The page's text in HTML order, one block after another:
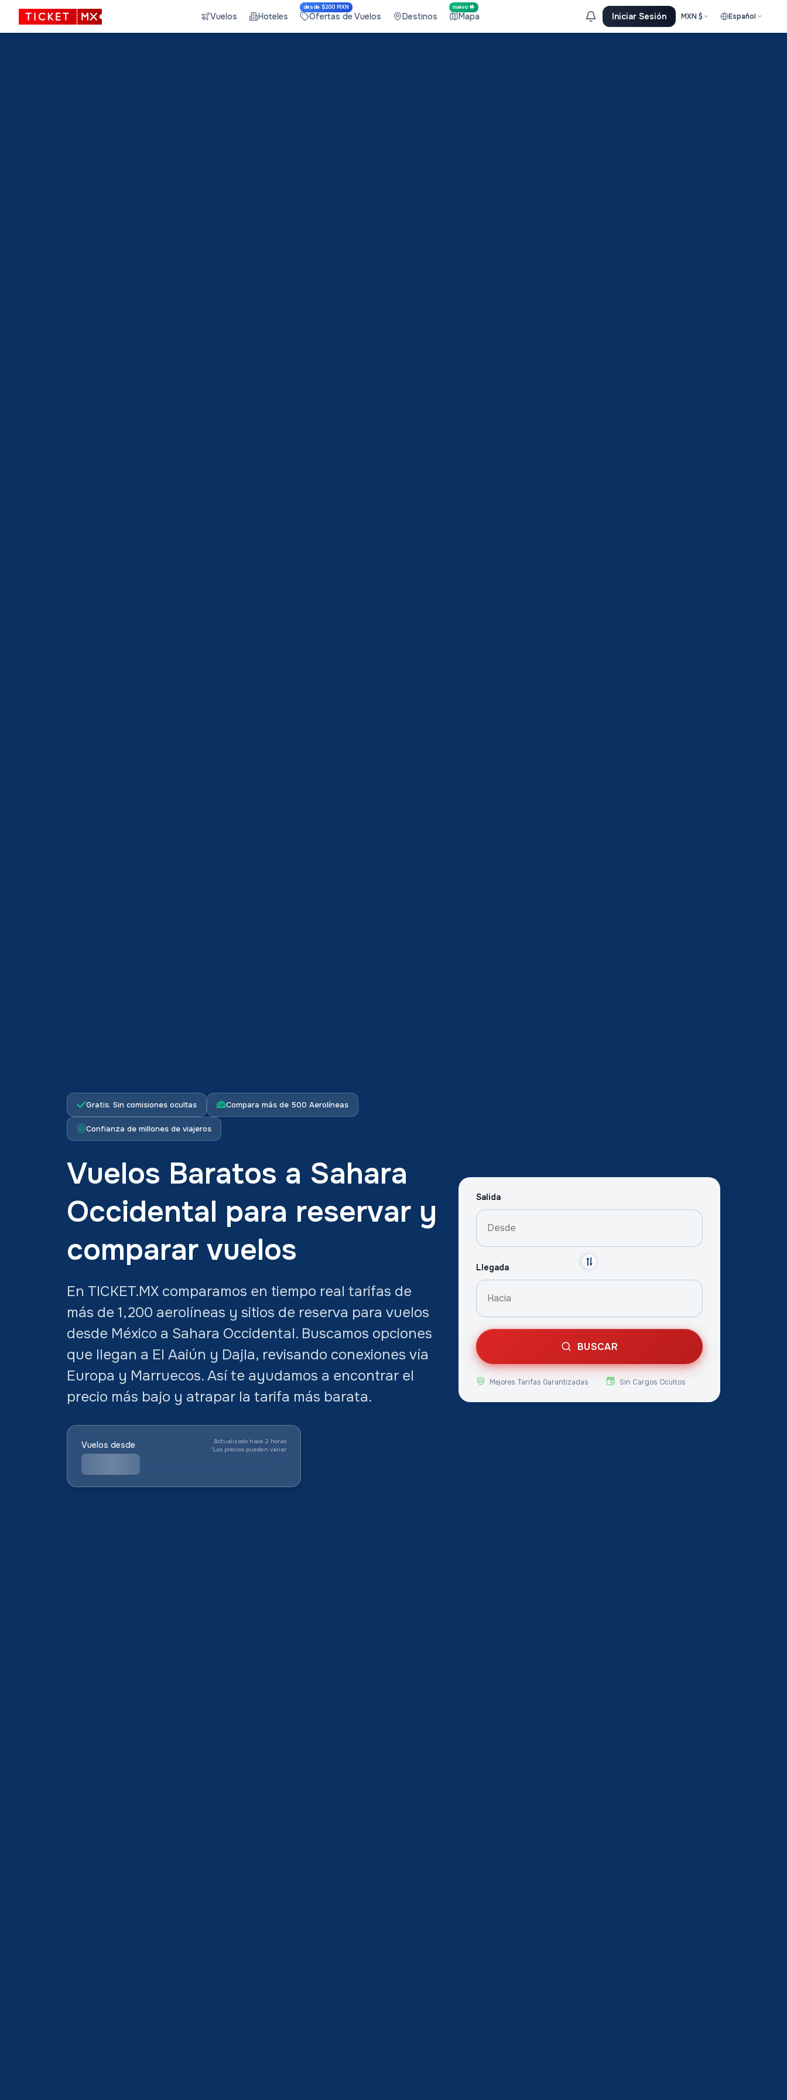
Vuelos Hoteles
desde $200 MXN
Ofertas de Vuelos Destinos
nuevo 🤟
Mapa Iniciar Sesión MXN$ Español
Gratis. Sin comisiones ocultas Compara más de 500 Aerolíneas
Confianza de millones de viajeros
Vuelos Baratos a Sahara
Occidental para reservar y
comparar vuelos
En TICKET.MX comparamos en tiempo real tarifas de
más de 1,200 aerolíneas y sitios de reserva para vuelos
desde México a Sahara Occidental. Buscamos opciones
que llegan a El Aaiún y Dajla, revisando conexiones vía
Europa y Marruecos. Así te ayudamos a encontrar el
precio más bajo y atrapar la tarifa más barata.
Vuelos desde
Actualizado hace 2 horas
*Los precios pueden variar
Salida
Llegada
BUSCAR
Mejores Tarifas Garantizadas Sin Cargos Ocultos